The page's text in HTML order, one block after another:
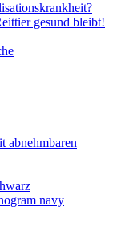
gesund bleibt!
abnehmbaren
navy